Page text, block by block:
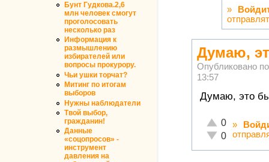
Бунт Гудкова.2,6
млн человек смогут
проголосовать
несколько раз
Информация к
размышлению
избирателей или
вопросы прокурору.
Чьи ушки торчат?
Митинг по итогам
выборов
Нужны наблюдатели
Твой выбор,
гражданин!
Данные
«соцопросов» -
инструмент
давления на
»
Думаю,
Опубликовано
13:57
Думаю, это
Отлично!
0
Неадекватно!
0
»